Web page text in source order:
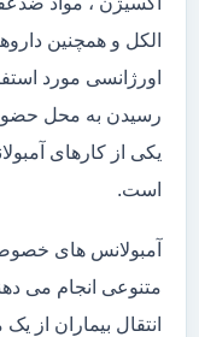
الکل و همچنین
اورژانسی مورد
رسیدن به محل حضور
یکی از کارهای
است.
آمبولانس های
متنوعی انجام می
انتقال بیماران